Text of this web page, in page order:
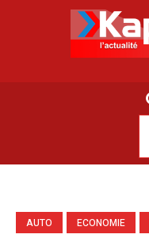
AUTO ECONOMIE